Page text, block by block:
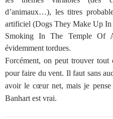
d’animaux…), les titres
artificiel (Dogs They Make Up
Smoking In The Temple Of
évidemment tordues.
Forcément, on peut trouver tout
pour faire du vent. Il faut sans
avoir le cœur net, mais je pense
Banhart est vrai.